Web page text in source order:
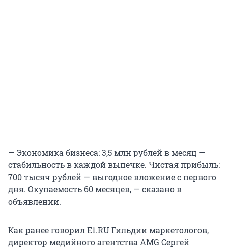
— Экономика бизнеса: 3,5 млн рублей в месяц —
стабильность в каждой выпечке. Чистая прибыль:
700 тысяч рублей — выгодное вложение с первого
дня. Окупаемость 60 месяцев, — сказано в
объявлении.
Как ранее говорил E1.RU Гильдии маркетологов,
директор медийного агентства AMG Сергей